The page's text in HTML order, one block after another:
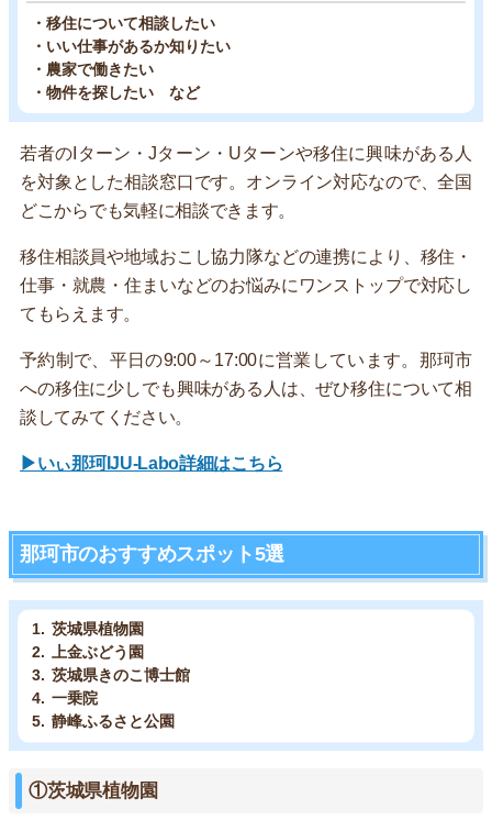
・移住について相談したい
・いい仕事があるか知りたい
・農家で働きたい
・物件を探したい など
若者のIターン・Jターン・Uターンや移住に興味がある人
を対象とした相談窓口です。オンライン対応なので、全国
どこからでも気軽に相談できます。
移住相談員や地域おこし協力隊などの連携により、移住・
仕事・就農・住まいなどのお悩みにワンストップで対応し
てもらえます。
予約制で、平日の9:00～17:00に営業しています。那珂市
への移住に少しでも興味がある人は、ぜひ移住について相
談してみてください。
▶いぃ那珂IJU-Labo詳細はこちら
那珂市のおすすめスポット5選
茨城県植物園
上金ぶどう園
茨城県きのこ博士館
一乗院
静峰ふるさと公園
①茨城県植物園